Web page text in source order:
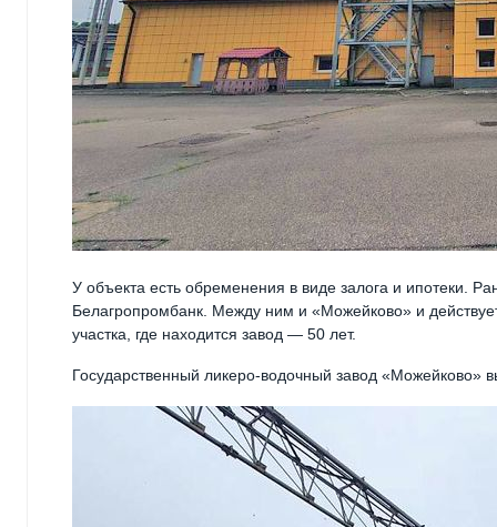
У объекта есть обременения в виде залога и ипотеки.
Белагропромбанк. Между ним и «Можейково» и
участка, где находится завод — 50 лет.
Государственный ликеро-водочный завод «Можейково»